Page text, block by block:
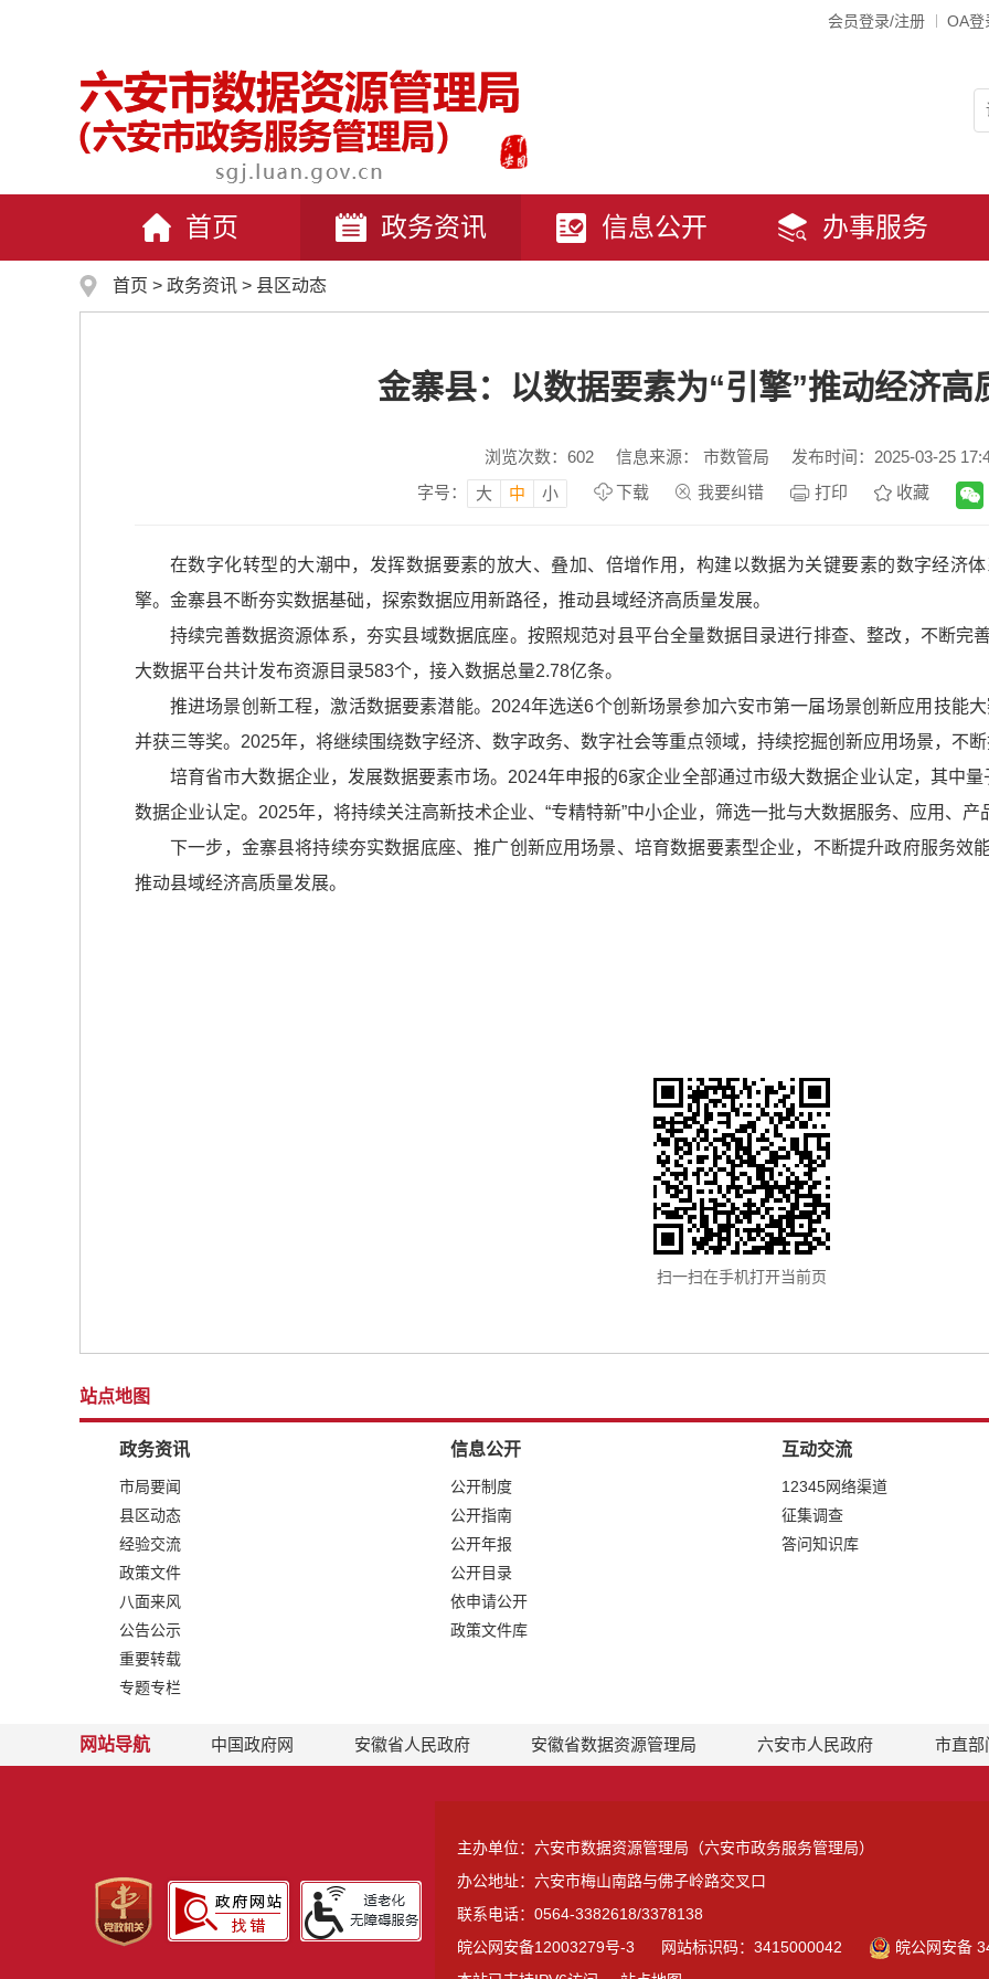
会员登录/注册 OA登
首页 政务资讯 信息公开 办事服务
首页 > 政务资讯 > 县区动态
金寨县：以数据要素为“引擎”推动经济高
浏览次数： 602 信息来源： 市数管局
发布时间：2025-03-25
字号：
大 中 小 下载 我要纠错 打印 收藏
在数字化转型的大潮中，发挥数据要素的放大、叠加、倍增作用，构建以数据为关键要素的数字经济
擎。金寨县不断夯实数据基础，探索数据应用新路径，推动县域经济高质量发展。
持续完善数据资源体系，夯实县域数据底座。按照规范对县平台全量数据目录进行排查、整改，不断完
大数据平台共计发布资源目录583个，接入数据总量2.78亿条。
推进场景创新工程，激活数据要素潜能。2024年选送6个创新场景参加六安市第一届场景创新应用技能
并获三等奖。2025年，将继续围绕数字经济、数字政务、数字社会等重点领域，持续挖掘创新应用场景，不
培育省市大数据企业，发展数据要素市场。2024年申报的6家企业全部通过市级大数据企业认定，其中
数据企业认定。2025年，将持续关注高新技术企业、“专精特新”中小企业，筛选一批与大数据服务、应用、
下一步，金寨县将持续夯实数据底座、推广创新应用场景、培育数据要素型企业，不断提升政府服务效
推动县域经济高质量发展。
扫一扫在手机打开当前页
站点地图
政务资讯
市局要闻
县区动态
经验交流
政策文件
八面来风
公告公示
重要转载
专题专栏
信息公开
公开制度
公开指南
公开年报
公开目录
依申请公开
政策文件库
互动交流
12345网络渠道
征集调查
答问知识库
网站导航 中国政府网 安徽省人民政府 安徽省数据资源管理局 六安市人民政府 市直部
主办单位：六安市数据资源管理局（六安市政务服务管理局）
办公地址：六安市梅山南路与佛子岭路交叉口
联系电话：0564-3382618/3378138
皖公网安备12003279号-3
网站标识码：3415000042
皖公网安备